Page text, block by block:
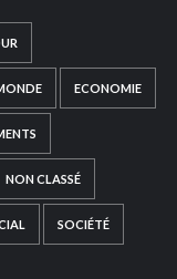
ECONOMIE
NON CLASSÉ
SOCIÉTÉ